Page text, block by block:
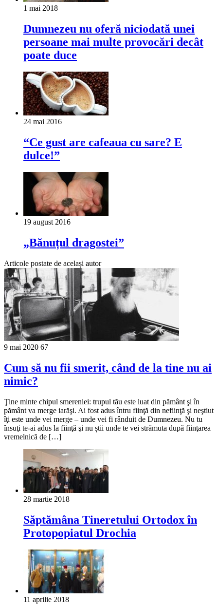
1 mai 2018
Dumnezeu nu oferă niciodată unei
persoane mai multe provocări decât
poate duce
24 mai 2016
“Ce gust are cafeaua cu sare? E
dulce!”
19 august 2016
„Bănuțul dragostei”
Articole postate de același autor
9 mai 2020 67
Cum să nu fii smerit, când de la tine nu ai
nimic?
Ţine minte chipul smereniei: trupul tău este luat din pământ şi în
pământ va merge iarăşi. Ai fost adus întru fiinţă din nefiinţă şi neştiut
îţi este unde vei merge – unde vei fi rânduit de Dumnezeu. Nu tu
însuţi te-ai adus la fiinţă şi nu știi unde te vei strămuta după fiinţarea
vremelnică de […]
28 martie 2018
Săptămâna Tineretului Ortodox în
Protopopiatul Drochia
11 aprilie 2018